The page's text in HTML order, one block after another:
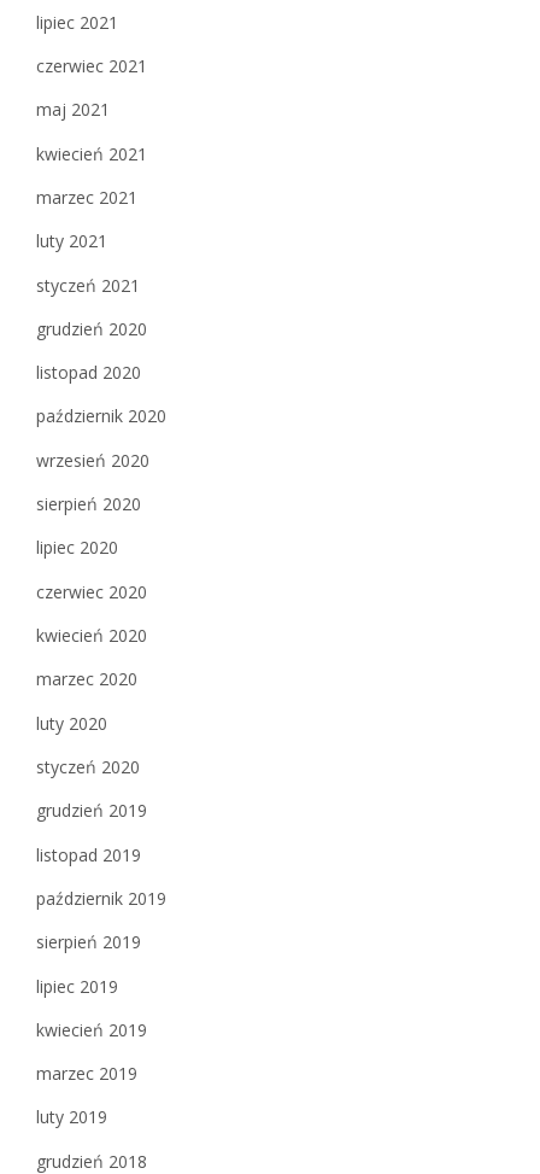
lipiec 2021
czerwiec 2021
maj 2021
kwiecień 2021
marzec 2021
luty 2021
styczeń 2021
grudzień 2020
listopad 2020
październik 2020
wrzesień 2020
sierpień 2020
lipiec 2020
czerwiec 2020
kwiecień 2020
marzec 2020
luty 2020
styczeń 2020
grudzień 2019
listopad 2019
październik 2019
sierpień 2019
lipiec 2019
kwiecień 2019
marzec 2019
luty 2019
grudzień 2018